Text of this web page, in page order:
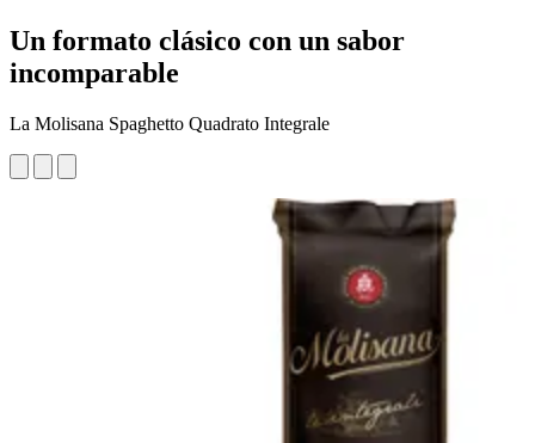
Un formato clásico con un sabor
incomparable
La Molisana Spaghetto Quadrato Integrale